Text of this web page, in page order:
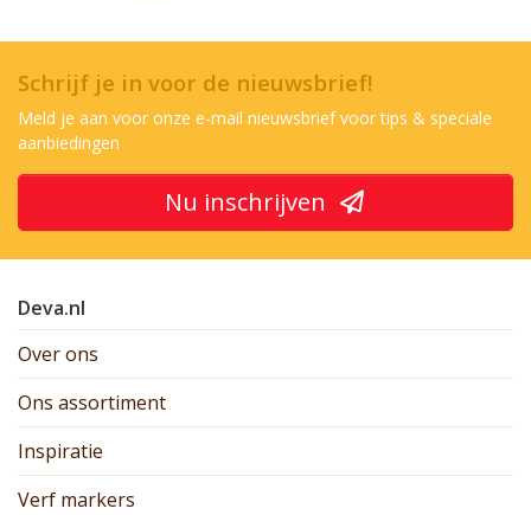
Schrijf je in voor de nieuwsbrief!
Meld je aan voor onze e-mail nieuwsbrief voor tips & speciale
aanbiedingen
Nu inschrijven
Deva.nl
Over ons
Ons assortiment
Inspiratie
Verf markers